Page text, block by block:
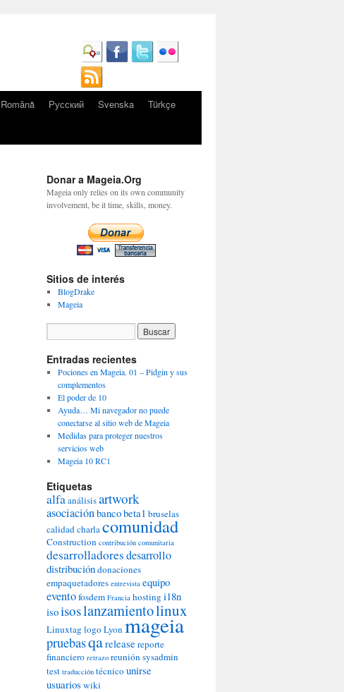
Română Русский Svenska
Türkçe
Donar a Mageia.Org
Mageia only relies on its own community
involvement, be it time, skills, money.
Sitios de interés
BlogDrake
Mageia
Entradas recientes
Pociones en Mageia. 01 – Pidgin y sus
complementos
El poder de 10
Ayuda… Mi navegador no puede
conectarse al sitio web de Mageia
Medidas para proteger nuestros
servicios web
Mageia 10 RC1
Etiquetas
alfaanálisisartwork
asociaciónbancobeta1 bruselas
calidadcharlacomunidad
Construction contribución comunitaria
desarrolladoresdesarrollo
distribucióndonaciones
empaquetadores entrevista equipo
eventofosdem Francia hosting i18n
isoisoslanzamientolinux
Linuxtag logoLyonmageia
pruebasqareleasereporte
financiero retrazo reuniónsysadmin
test traducción técnicounirse
usuarios wiki